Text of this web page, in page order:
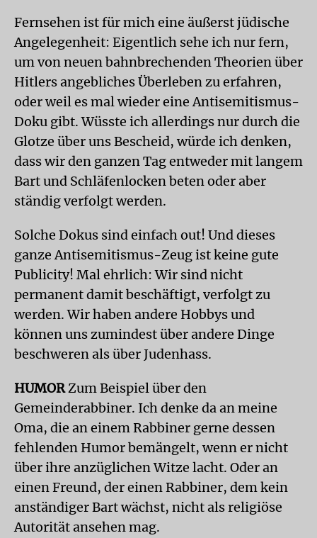
Fernsehen ist für mich eine äußerst jüdische
Angelegenheit: Eigentlich sehe ich nur fern,
um von neuen bahnbrechenden Theorien über
Hitlers angebliches Überleben zu erfahren,
oder weil es mal wieder eine Antisemitismus-
Doku gibt. Wüsste ich allerdings nur durch die
Glotze über uns Bescheid, würde ich denken,
dass wir den ganzen Tag entweder mit langem
Bart und Schläfenlocken beten oder aber
ständig verfolgt werden.
Solche Dokus sind einfach out! Und dieses
ganze Antisemitismus-Zeug ist keine gute
Publicity! Mal ehrlich: Wir sind nicht
permanent damit beschäftigt, verfolgt zu
werden. Wir haben andere Hobbys und
können uns zumindest über andere Dinge
beschweren als über Judenhass.
HUMORZum Beispiel über den
Gemeinderabbiner. Ich denke da an meine
Oma, die an einem Rabbiner gerne dessen
fehlenden Humor bemängelt, wenn er nicht
über ihre anzüglichen Witze lacht. Oder an
einen Freund, der einen Rabbiner, dem kein
anständiger Bart wächst, nicht als religiöse
Autorität ansehen mag.